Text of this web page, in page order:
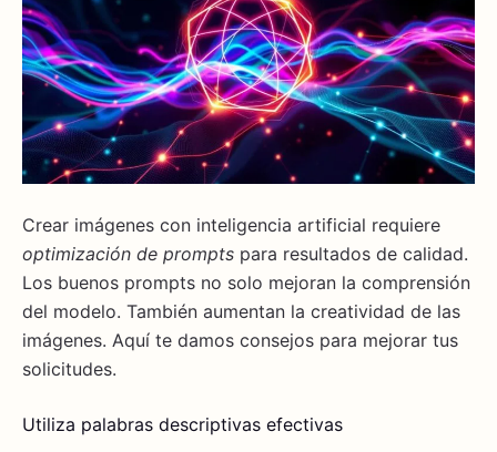
Crear imágenes con inteligencia artificial requiere
optimización de prompts para resultados de calidad.
Los buenos prompts no solo mejoran la comprensión
del modelo. También aumentan la creatividad de las
imágenes. Aquí te damos consejos para mejorar tus
solicitudes.
Utiliza palabras descriptivas efectivas